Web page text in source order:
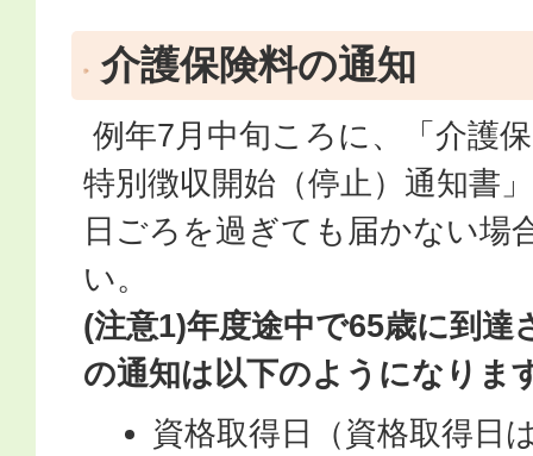
介護保険料の通知
例年7月中旬ころに、「介護
特別徴収開始（停止）通知書
日ごろを過ぎても届かない場
い。
(注意1)年度途中で65歳に到達
の通知は以下のようになりま
資格取得日（資格取得日